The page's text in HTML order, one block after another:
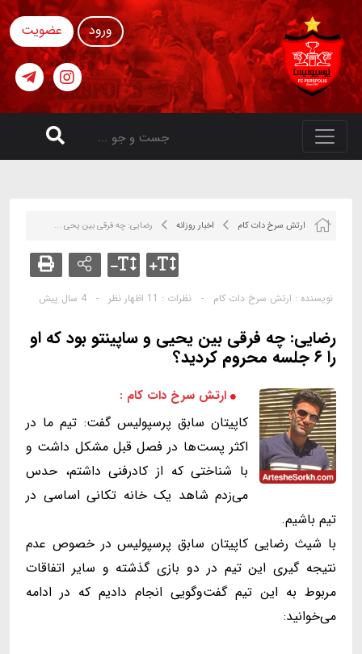
ورود عضویت
ارتش سرخ دات کام اخبار روزانه رضایی: چه فرقی بین یحی ...
نویسنده : ارتش سرخ دات کام - نظرات : 11 اظهار نظر - 4 سال پیش
رضایی: چه فرقی بین یحیی و ساپینتو بود که او
را ۶ جلسه محروم کردید؟
ارتش سرخ دات کام :
کاپیتان سابق پرسپولیس گفت: تیم ما در
اکثر پست‌ها در فصل قبل مشکل داشت و
با شناختی که از کادرفنی داشتم، حدس
می‌زدم شاهد یک خانه تکانی اساسی در
تیم باشیم.
با شیث رضایی کاپیتان سابق پرسپولیس در خصوص عدم
نتیجه گیری این تیم در دو بازی گذشته و سایر اتفاقات
مربوط به این تیم گفت‌وگویی انجام دادیم که در ادامه
می‌خوانید: